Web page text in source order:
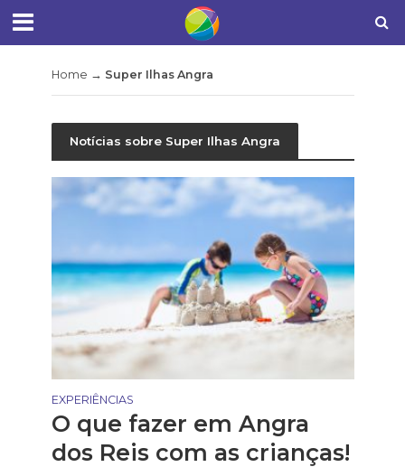
Home → Super Ilhas Angra
Notícias sobre Super Ilhas Angra
EXPERIÊNCIAS
O que fazer em Angra
dos Reis com as crianças!